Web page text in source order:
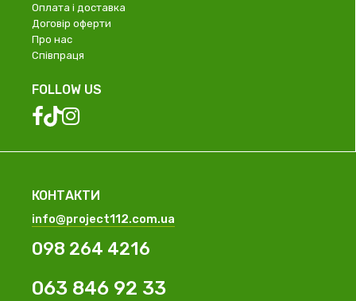
Оплата і доставка
Договір оферти
Про нас
Співпраця
FOLLOW US
КОНТАКТИ
info@project112.com.ua
098 264 4216
063 846 92 33